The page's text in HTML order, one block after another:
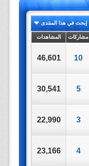
إبحث في هذا المنتدى
مشاركات المشاهدات
10
46,601
5
30,541
3
22,990
4
23,166